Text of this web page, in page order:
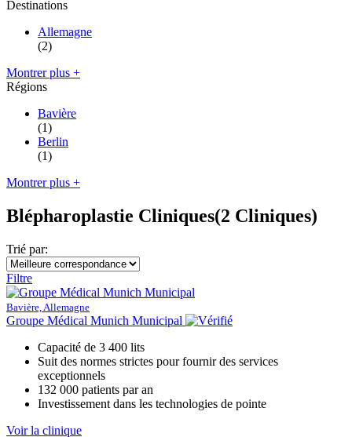
Destinations
Allemagne
(2)
Montrer plus +
Régions
Bavière
(1)
Berlin
(1)
Montrer plus +
Blépharoplastie Cliniques(2 Cliniques)
Trié par:
Filtre
Bavière, Allemagne
Groupe Médical Munich Municipal
Capacité de 3 400 lits
Suit des normes strictes pour fournir des services
exceptionnels
132 000 patients par an
Investissement dans les technologies de pointe
Voir la clinique